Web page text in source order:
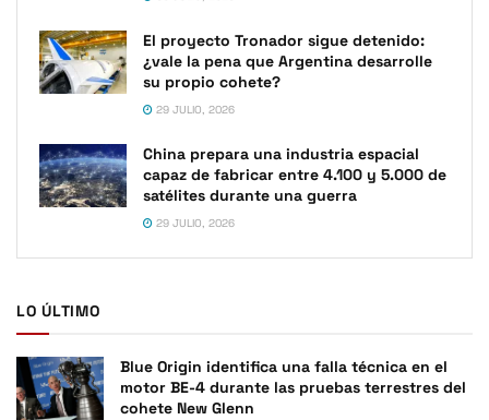
El proyecto Tronador sigue detenido:
¿vale la pena que Argentina desarrolle
su propio cohete?
29 JULIO, 2026
China prepara una industria espacial
capaz de fabricar entre 4.100 y 5.000 de
satélites durante una guerra
29 JULIO, 2026
LO ÚLTIMO
Blue Origin identifica una falla técnica en el
motor BE-4 durante las pruebas terrestres del
cohete New Glenn